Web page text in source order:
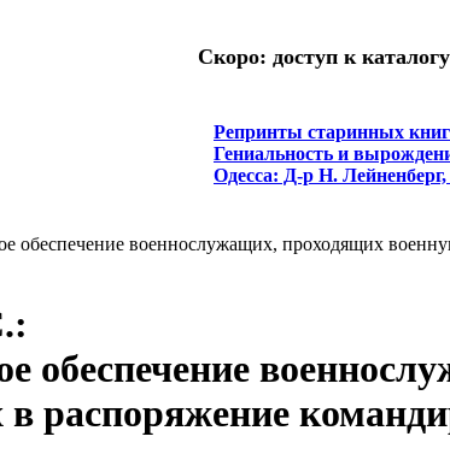
Скоро: доступ к
Репринты старинных
Гениальность и
Одесса: Д-р Н. Лейненберг,
обеспечение военнослужащих, проходящих
:
обеспечение
в распоряжение